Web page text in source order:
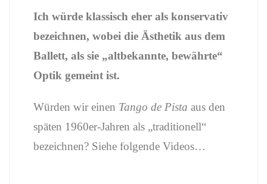
Ich würde klassisch eher als konservativ
bezeichnen, wobei die Ästhetik aus dem
Ballett, als sie „altbekannte, bewährte“
Optik gemeint ist.
Würden wir einen Tango de Pista aus den
späten 1960er-Jahren als „traditionell“
bezeichnen? Siehe folgende Videos…